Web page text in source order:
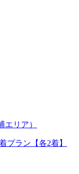
リア）
プラン【各2着】